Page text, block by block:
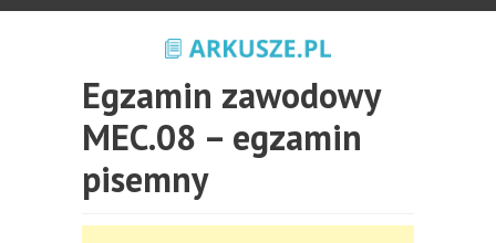
Egzamin zawodowy
MEC.08 – egzamin
pisemny